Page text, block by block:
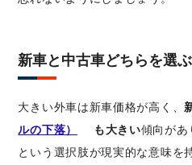
新車と中古車どちらを選
大きい外車は新車価格が高く、
ルの下落）
も大きい傾向があ
という選択肢が現実的な意味を